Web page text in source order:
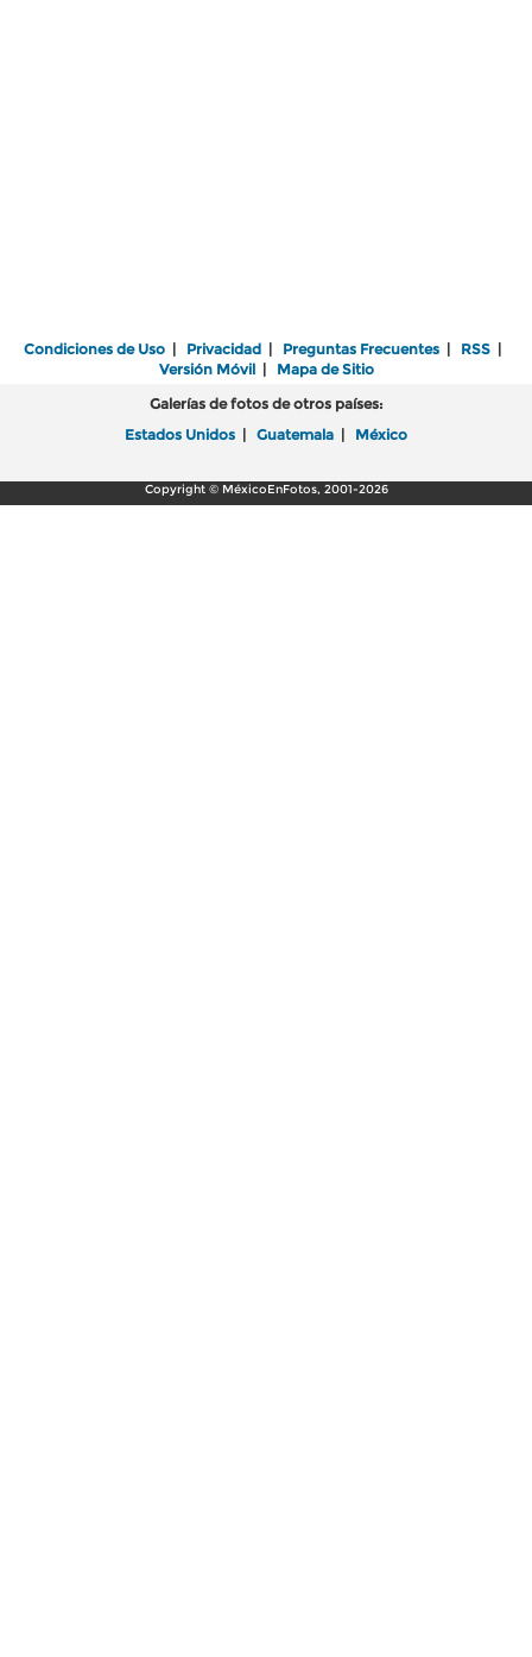
Condiciones de Uso | Privacidad | Preguntas Frecuentes | RSS |
Versión Móvil| Mapa de Sitio
Galerías de fotos de otros países:
Estados Unidos | Guatemala | México
Copyright © MéxicoEnFotos, 2001-2026